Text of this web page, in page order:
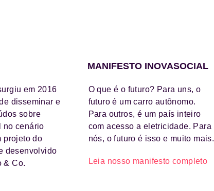
em 2016
disseminar e
sobre
no cenário
projeto do
desenvolvido
& Co.
MANIFESTO INOVASOCIAL
O que é o futuro? Para uns, o
futuro é um carro autônomo.
Para outros, é um país inteiro
com acesso a eletricidade. Para
nós, o futuro é isso e muito mais.
Leia nosso manifesto completo